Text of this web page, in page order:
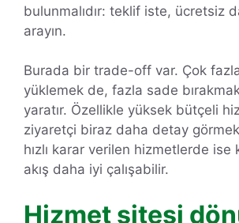
bulunmalıdır: teklif iste, ücretsiz
arayın.
Burada bir trade-off var. Çok
yüklemek de, fazla sade
yaratır. Özellikle yüksek bütçeli
ziyaretçi biraz daha detay
hızlı karar verilen hizmetlerde ise
akış daha iyi çalışabilir.
Hizmet sitesi